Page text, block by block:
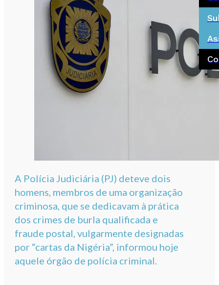
A Polícia Judiciária (PJ) deteve dois
homens, membros de uma organização
criminosa, que se dedicavam à prática
dos crimes de burla qualificada e
fraude postal, vulgarmente designadas
por “cartas da Nigéria”, informou hoje
aquele órgão de polícia criminal.